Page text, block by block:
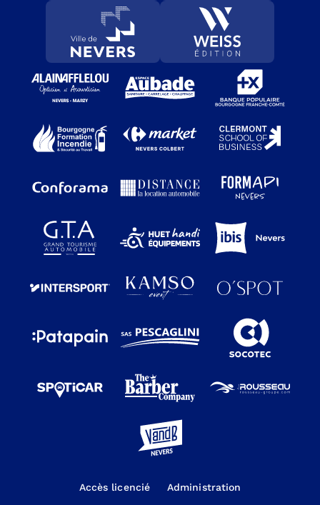
Accès licencié Administration